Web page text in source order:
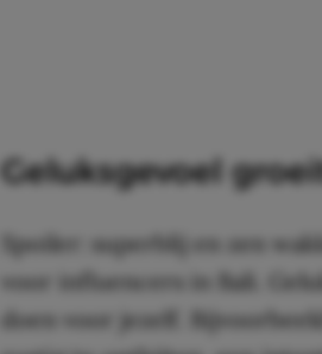
Geluksgevoel
Spoiler: superblij en zen
voor influencers in Bali.
doen voor jezelf.